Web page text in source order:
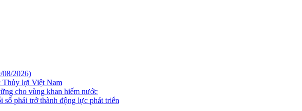
08/2026)
Thủy lợi Việt Nam
cho vùng khan hiếm nước
số phải trở thành động lực phát triển